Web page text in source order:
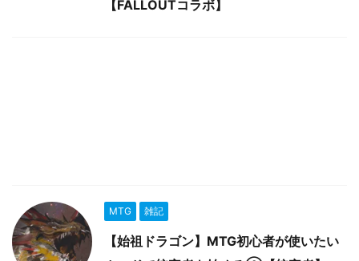
【FALLOUTコラボ】
MTG 雑記
【始祖ドラゴン】MTG初心者が使いたい